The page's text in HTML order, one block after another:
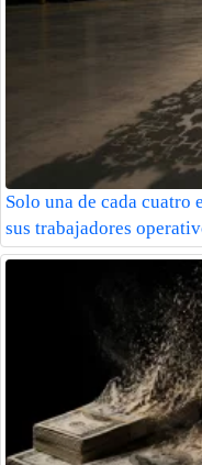
Solo una de cada cuatro
sus trabajadores